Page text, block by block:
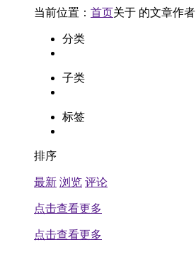
当前位置： 首页关于 的文章作者
分类
子类
标签
排序
最新 浏览 评论
点击查看更多
点击查看更多